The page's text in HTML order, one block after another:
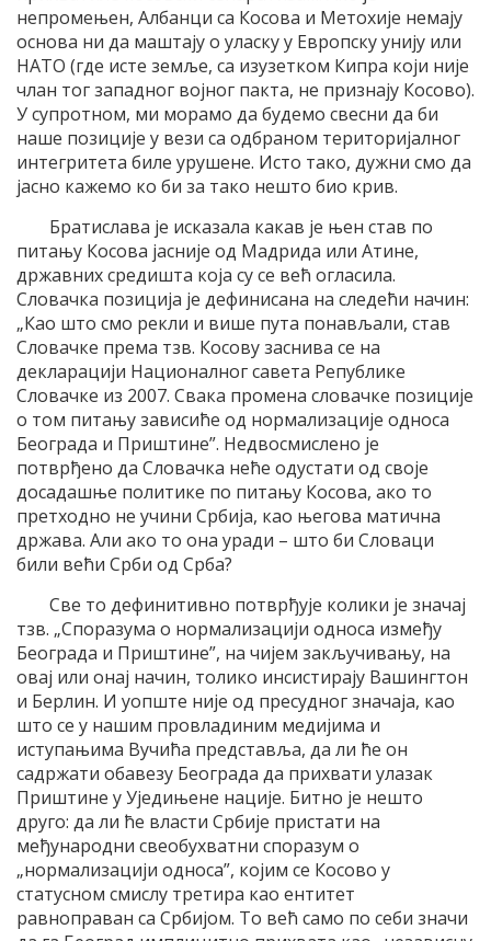
непромењен, Албанци са Косова и Метохије немају
основа ни да маштају о уласку у Европску унију или
НАТО (где исте земље, са изузетком Кипра који није
члан тог западног војног пакта, не признају Косово).
У супротном, ми морамо да будемо свесни да би
наше позиције у вези са одбраном територијалног
интегритета биле урушене. Исто тако, дужни смо да
јасно кажемо ко би за тако нешто био крив.
Братислава је исказала какав је њен став по
питању Косова јасније од Мадрида или Атине,
државних средишта која су се већ огласила.
Словачка позиција је дефинисана на следећи начин:
„Као што смо рекли и више пута понављали, став
Словачке према тзв. Косову заснива се на
декларацији Националног савета Републике
Словачке из 2007. Свака промена словачке позиције
о том питању зависиће од нормализације односа
Београда и Приштине”. Недвосмислено је
потврђено да Словачка неће одустати од своје
досадашње политике по питању Косова, ако то
претходно не учини Србија, као његова матична
држава. Али ако то она уради – што би Словаци
били већи Срби од Срба?
Све то дефинитивно потврђује колики је значај
тзв. „Споразума о нормализацији односа између
Београда и Приштине”, на чијем закључивању, на
овај или онај начин, толико инсистирају Вашингтон
и Берлин. И уопште није од пресудног значаја, као
што се у нашим провладиним медијима и
иступањима Вучића представља, да ли ће он
садржати обавезу Београда да прихвати улазак
Приштине у Уједињене нације. Битно је нешто
друго: да ли ће власти Србије пристати на
међународни свеобухватни споразум о
„нормализацији односа”, којим се Косово у
статусном смислу третира као ентитет
равноправан са Србијом. То већ само по себи значи